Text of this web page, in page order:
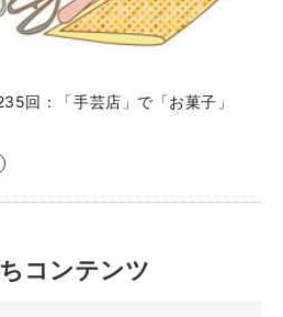
回：「手芸店」で「お菓子」
コンテンツ